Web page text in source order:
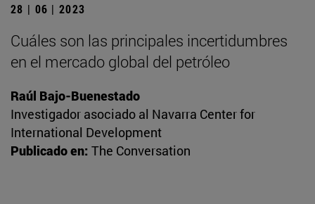
28 | 06 | 2023
Cuáles son las principales incertidumbres
en el mercado global del petróleo
Raúl Bajo-Buenestado
Investigador asociado al Navarra Center for
International Development
Publicado en: The Conversation